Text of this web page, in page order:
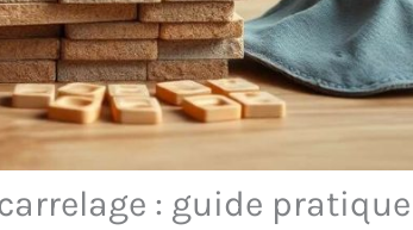
: guide pratique